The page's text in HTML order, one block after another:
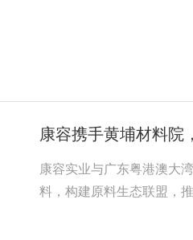
康容携手黄埔材料院
康容实业与广东粤港澳大
料，构建原料生态联盟，